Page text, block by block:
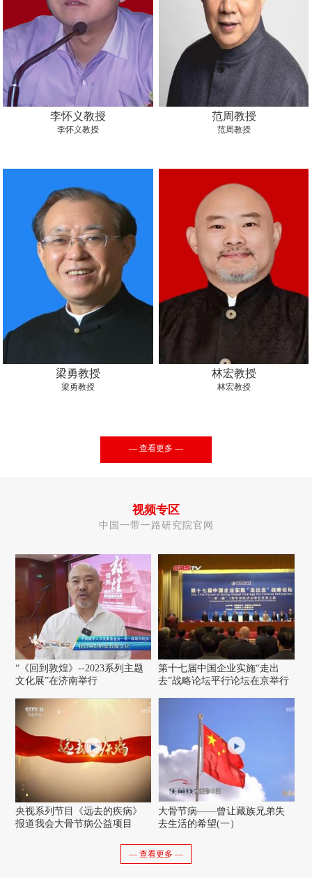
李怀义教授
李怀义教授
范周教授
范周教授
梁勇教授
梁勇教授
林宏教授
林宏教授
— 查看更多 —
视频专区
中国一带一路研究院官网
“《回到敦煌》--2023系列主题
文化展”在济南举行
第十七届中国企业实施“走出
去”战略论坛平行论坛在京举行
央视系列节目《远去的疾病》
报道我会大骨节病公益项目
大骨节病——曾让藏族兄弟失
去生活的希望(一）
— 查看更多 —